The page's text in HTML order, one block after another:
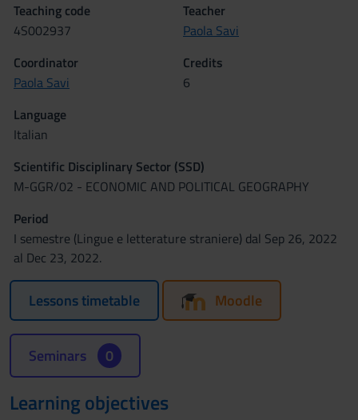
Teaching code
4S002937
Teacher
Paola Savi
Coordinator
Paola Savi
Credits
6
Language
Italian
Scientific Disciplinary Sector (SSD)
M-GGR/02 - ECONOMIC AND POLITICAL GEOGRAPHY
Period
I semestre (Lingue e letterature straniere) dal Sep 26, 2022
al Dec 23, 2022.
Lessons timetable Moodle
Seminars 0
Learning objectives